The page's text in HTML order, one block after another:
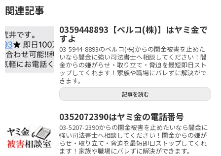
関連記事
0359448893【ベルコ(株)】はヤミ金で
すよ
03-5944-8893のベルコ(株)からの闇金被害を止めた
いなら闇金に強い司法書士へ相談してください！闇
金からの嫌がらせ・取り立て・脅迫を最短即日スト
ップしてくれます！家族や職場にバレずに解決がで
きます。
記事を読む
0352072390はヤミ金の電話番号
03-5207-2390からの闇金被害を止めたいなら闇金に
強い司法書士へ相談してください！闇金からの嫌が
らせ・取り立て・脅迫を最短即日ストップしてくれ
ます！家族や職場にバレずに解決ができます。